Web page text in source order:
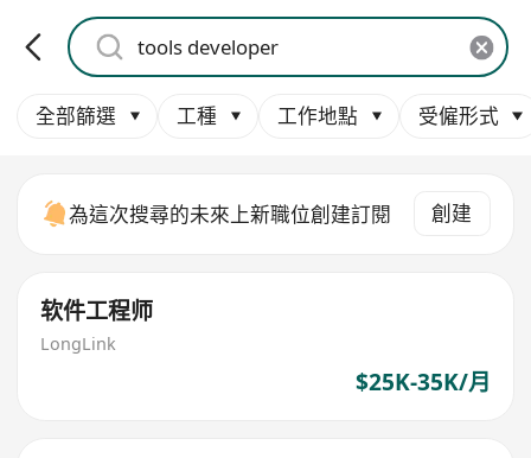
全部篩選 工種 工作地點 受僱形式
為這次搜尋的未來上新職位創建訂閱 創建
软件工程师
LongLink
$25K-35K/月